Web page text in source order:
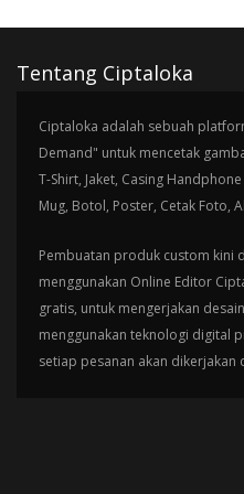
Tentang Ciptaloka
Ciptaloka adalah sebuah
Demand" untuk mencetak
T-Shirt, Jaket, Casing
Mug, Botol, Poster, Cetak Foto,
Pembuatan produk custom kini
menggunakan Online Editor
gratis, untuk mengerjakan
menggunakan teknologi digital
setiap pesanan akan